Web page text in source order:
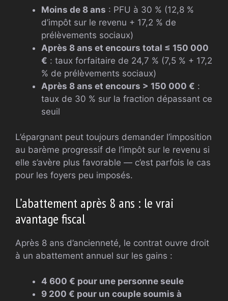
Moins de 8 ans : PFU à 30 % (12,8 %
d’impôt sur le revenu + 17,2 % de
prélèvements sociaux)
Après 8 ans et encours total ≤ 150 000
€ : taux forfaitaire de 24,7 % (7,5 % + 17,2
% de prélèvements sociaux)
Après 8 ans et encours > 150 000 € :
taux de 30 % sur la fraction dépassant ce
seuil
L’épargnant peut toujours demander l’imposition
au barème progressif de l’impôt sur le revenu si
elle s’avère plus favorable — c’est parfois le cas
pour les foyers peu imposés.
L’abattement après 8 ans : le vrai
avantage fiscal
Après 8 ans d’ancienneté, le contrat ouvre droit
à un abattement annuel sur les gains :
4 600 € pour une personne seule
9 200 € pour un couple soumis à